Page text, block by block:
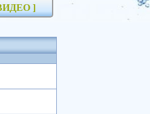
]